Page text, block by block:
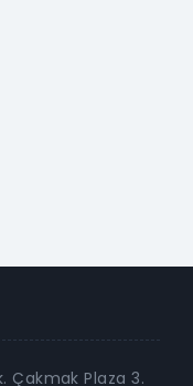
Çakmak Plaza 3.